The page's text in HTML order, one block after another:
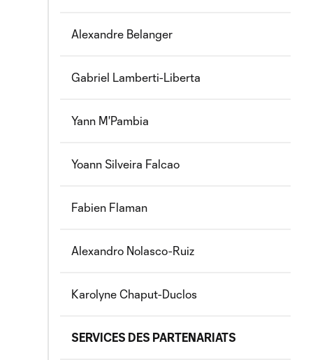
Alexandre Belanger
Gabriel Lamberti-Liberta
Yann M'Pambia
Yoann Silveira Falcao
Fabien Flaman
Alexandro Nolasco-Ruiz
Karolyne Chaput-Duclos
SERVICES DES PARTENARIATS